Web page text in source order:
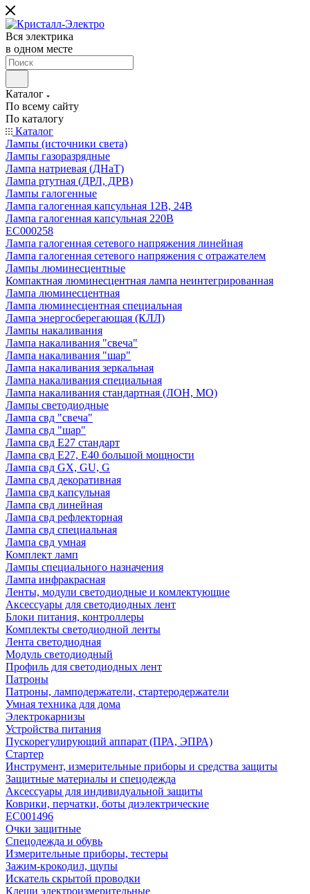
Вся электрика
в одном месте
Каталог
По всему сайту
По каталогу
Каталог
Лампы (источники света)
Лампы газоразрядные
Лампа натриевая (ДНаТ)
Лампа ртутная (ДРЛ, ДРВ)
Лампы галогенные
Лампа галогенная капсульная 12В, 24В
Лампа галогенная капсульная 220В
EC000258
Лампа галогенная сетевого напряжения линейная
Лампа галогенная сетевого напряжения с отражателем
Лампы люминесцентные
Компактная люминесцентная лампа неинтегрированная
Лампа люминесцентная
Лампа люминесцентная специальная
Лампа энергосберегающая (КЛЛ)
Лампы накаливания
Лампа накаливания "свеча"
Лампа накаливания "шар"
Лампа накаливания зеркальная
Лампа накаливания специальная
Лампа накаливания стандартная (ЛОН, МО)
Лампы светодиодные
Лампа свд "свеча"
Лампа свд "шар"
Лампа свд E27 стандарт
Лампа свд E27, Е40 большой мощности
Лампа свд GX, GU, G
Лампа свд декоративная
Лампа свд капсульная
Лампа свд линейная
Лампа свд рефлекторная
Лампа свд специальная
Лампа свд умная
Комплект ламп
Лампы специального назначения
Лампа инфракрасная
Ленты, модули светодиодные и комлектующие
Аксессуары для светодиодных лент
Блоки питания, контроллеры
Комплекты светодиодной ленты
Лента светодиодная
Модуль светодиодный
Профиль для светодиодных лент
Патроны
Патроны, ламподержатели, стартеродержатели
Умная техника для дома
Электрокарнизы
Устройства питания
Пускорегулирующий аппарат (ПРА, ЭПРА)
Стартер
Инструмент, измерительные приборы и средства защиты
Защитные материалы и спецодежда
Аксессуары для индивидуальной защиты
Коврики, перчатки, боты диэлектрические
EC001496
Очки защитные
Спецодежда и обувь
Измерительные приборы, тестеры
Зажим-крокодил, щупы
Искатель скрытой проводки
Клещи электроизмерительные